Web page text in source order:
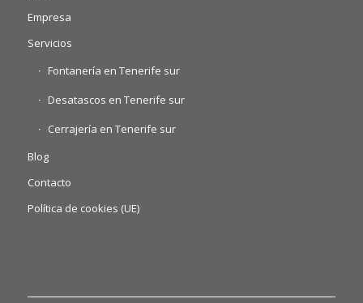
Empresa
Servicios
Fontanería en Tenerife sur
Desatascos en Tenerife sur
Cerrajería en Tenerife sur
Blog
Contacto
Política de cookies (UE)